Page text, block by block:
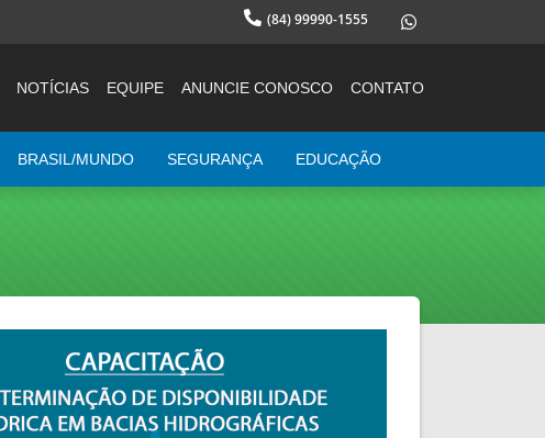
(84) 99990-1555
NOTÍCIAS EQUIPE ANUNCIE CONOSCO CONTATO
BRASIL/MUNDO SEGURANÇA EDUCAÇÃO